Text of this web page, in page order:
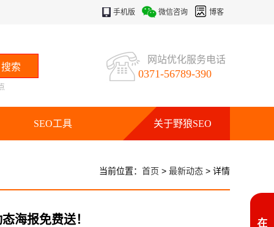
手机版 微信咨询 博客
网站优化服务电话
0371-56789-390
SEO工具 关于野狼SEO
当前位置： 首页 > 最新动态 > 详情
海报免费送！